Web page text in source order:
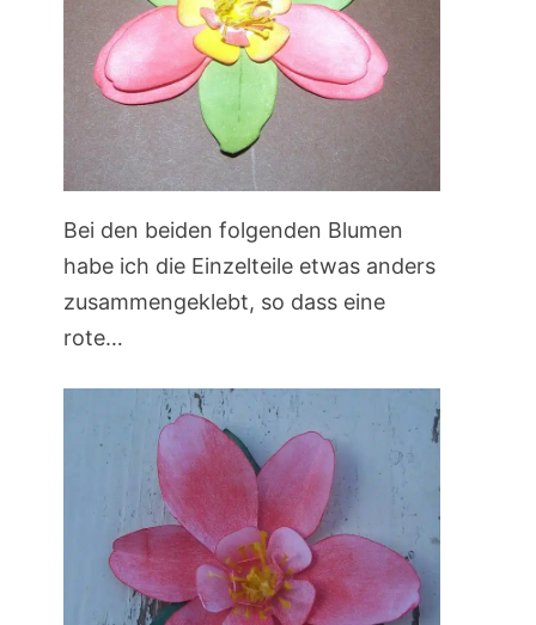
Bei den beiden folgenden Blumen
habe ich die Einzelteile etwas anders
zusammengeklebt, so dass eine
rote…